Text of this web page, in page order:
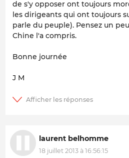
de s'y opposer ont toujours
les dirigeants qui ont toujours
parle du peuple). Pensez un
Chine l'a compris.
Bonne journée
J M
laurent belhomme
18 juillet 2013 à 16:56:15